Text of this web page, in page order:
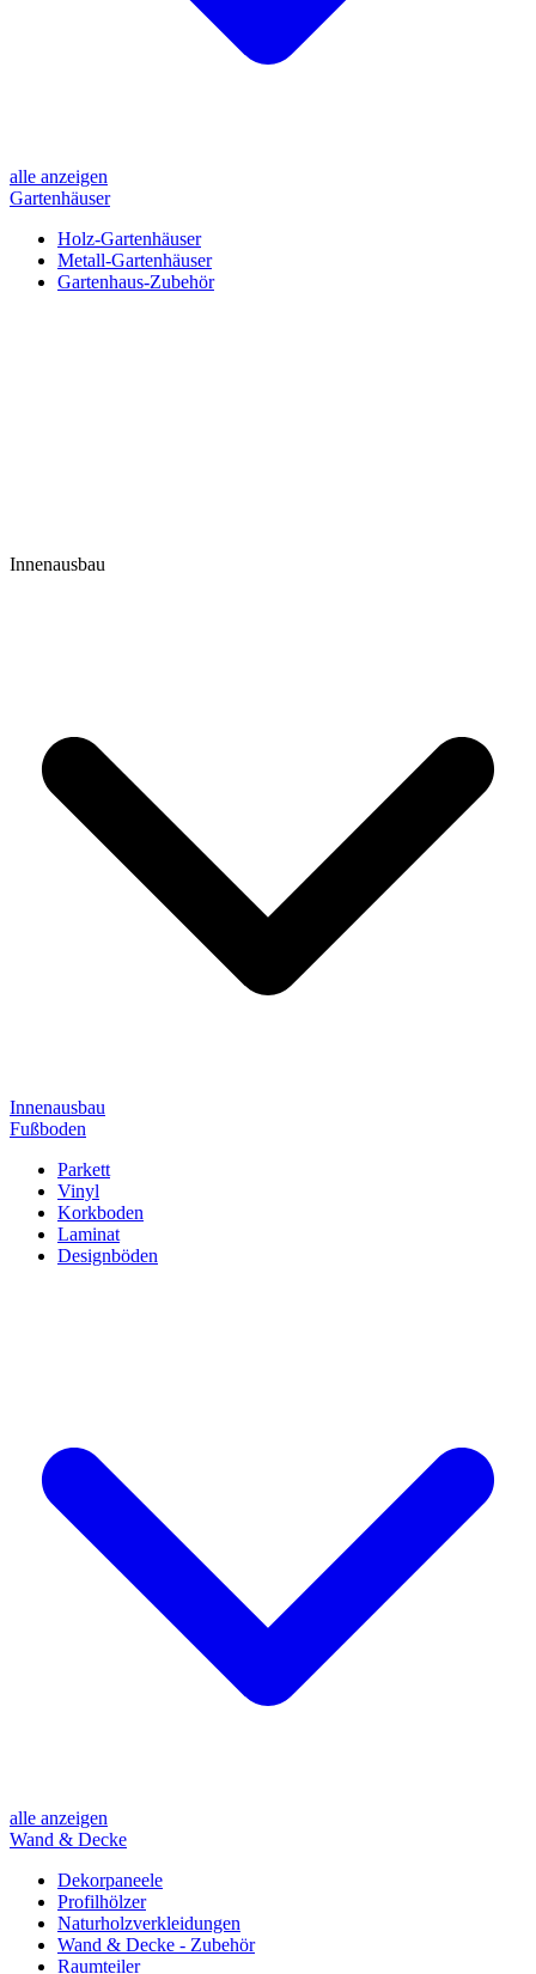
alle anzeigen
Gartenhäuser
Holz-Gartenhäuser
Metall-Gartenhäuser
Gartenhaus-Zubehör
Innenausbau
Innenausbau
Fußboden
Parkett
Vinyl
Korkboden
Laminat
Designböden
alle anzeigen
Wand & Decke
Dekorpaneele
Profilhölzer
Naturholzverkleidungen
Wand & Decke - Zubehör
Raumteiler